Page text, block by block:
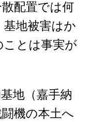
配置では何
地被害はか
ことは事実が
地（嘉手納
機の本土へ